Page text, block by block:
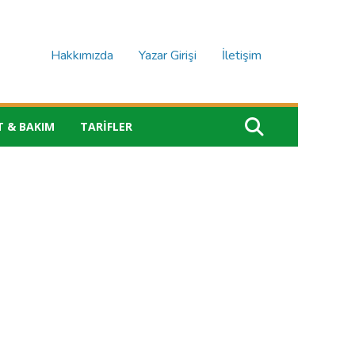
Hakkımızda Yazar Girişi İletişim
& BAKIM TARIFLER